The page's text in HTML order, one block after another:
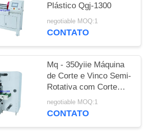
Plástico Qgj-1300
negotiable MOQ:1
CONTATO
Mq - 350yiie Máquina
de Corte e Vinco Semi-
Rotativa com Corte
Longitudinal
negotiable MOQ:1
CONTATO